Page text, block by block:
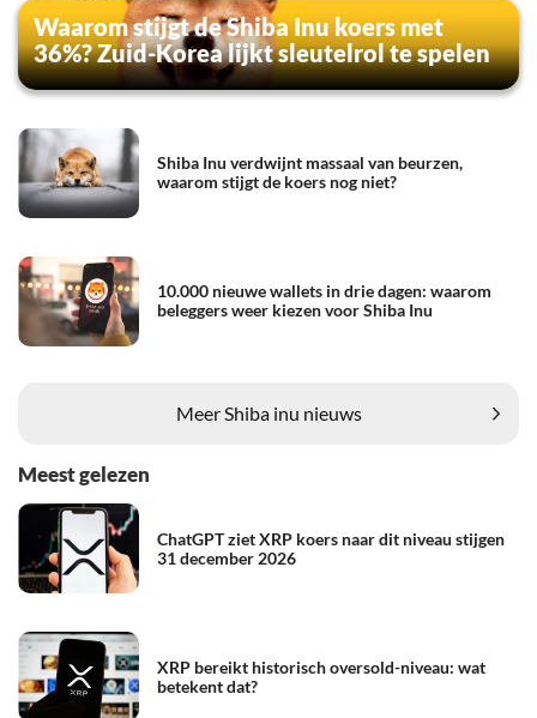
Waarom stijgt de Shiba Inu koers met
36%? Zuid-Korea lijkt sleutelrol te spelen
Shiba Inu verdwijnt massaal van beurzen,
waarom stijgt de koers nog niet?
10.000 nieuwe wallets in drie dagen: waarom
beleggers weer kiezen voor Shiba Inu
Meer Shiba inu nieuws
Meest gelezen
ChatGPT ziet XRP koers naar dit niveau stijgen
31 december 2026
XRP bereikt historisch oversold-niveau: wat
betekent dat?